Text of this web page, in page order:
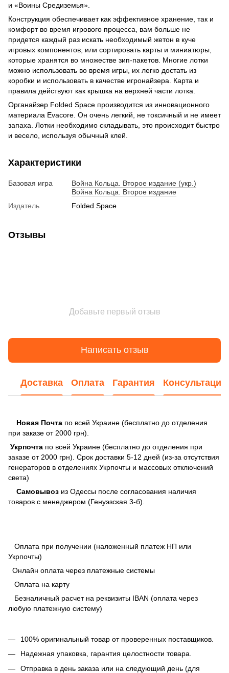
и «Воины Средиземья».
Конструкция обеспечивает как эффективное хранение, так и
комфорт во время игрового процесса, вам больше не
придется каждый раз искать необходимый жетон в куче
игровых компонентов, или сортировать карты и миниатюры,
которые хранятся во множестве зип-пакетов. Многие лотки
можно использовать во время игры, их легко достать из
коробки и использовать в качестве игронайзера. Карта и
правила действуют как крышка на верхней части лотка.
Органайзер Folded Space производится из инновационного
материала Evacore. Он очень легкий, не токсичный и не имеет
запаха. Лотки необходимо складывать, это происходит быстро
и весело, используя обычный клей.
Характеристики
Базовая игра
Война Кольца. Второе издание (укр.)
Война Кольца. Второе издание
Издатель
Folded Space
Отзывы
Добавьте первый отзыв
Написать отзыв
Доставка Оплата Гарантия Консультация
Новая Почта по всей Украине (бесплатно до отделения
при заказе от 2000 грн).
Укрпочта по всей Украине (бесплатно до отделения при
заказе от 2000 грн). Срок доставки 5-12 дней (из-за отсутствия
генераторов в отделениях Укрпочты и массовых отключений
света)
Самовывоз из Одессы после согласования наличия
товаров с менеджером (Генуэзская 3-б).
Оплата при получении (наложенный платеж НП или
Укрпочты)
Онлайн оплата через платежные системы
Оплата на карту
Безналичный расчет на реквизиты IBAN (оплата через
любую платежную систему)
100% оригинальный товар от проверенных поставщиков.
Надежная упаковка, гарантия целостности товара.
Отправка в день заказа или на следующий день (для